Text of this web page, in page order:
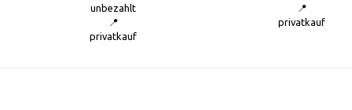
unbezahlt
📍
privatkauf
📍
privatkauf